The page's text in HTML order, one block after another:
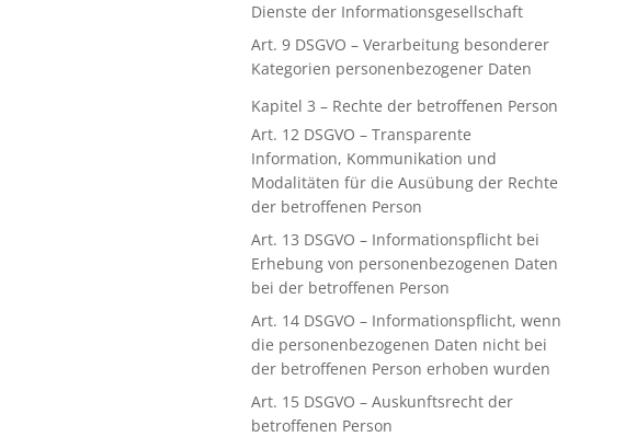
Dienste der Informationsgesellschaft
Art. 9 DSGVO – Verarbeitung besonderer
Kategorien personenbezogener Daten
Kapitel 3 – Rechte der betroffenen Person
Art. 12 DSGVO – Transparente
Information, Kommunikation und
Modalitäten für die Ausübung der Rechte
der betroffenen Person
Art. 13 DSGVO – Informationspflicht bei
Erhebung von personenbezogenen Daten
bei der betroffenen Person
Art. 14 DSGVO – Informationspflicht, wenn
die personenbezogenen Daten nicht bei
der betroffenen Person erhoben wurden
Art. 15 DSGVO – Auskunftsrecht der
betroffenen Person